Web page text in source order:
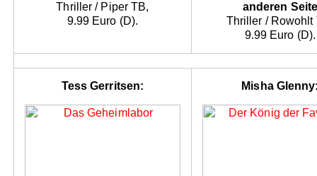
Thriller / Piper TB,
9.99 Euro (D).
anderen
Thriller / Rowohlt
9.99 Euro (D).
Tess Gerritsen: Misha